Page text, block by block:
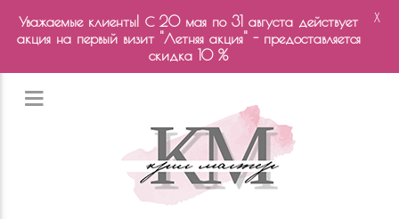
Уважаемые клиенты! С 20 мая по 31 августа действует
акция на первый визит "Летняя акция" - предоставляется
скидка 10 %
X